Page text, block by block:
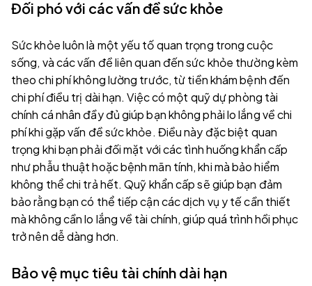
Đối phó với các vấn đề sức khỏe
Sức khỏe luôn là một yếu tố quan trọng trong cuộc
sống, và các vấn đề liên quan đến sức khỏe thường kèm
theo chi phí không lường trước, từ tiền khám bệnh đến
chi phí điều trị dài hạn. Việc có một quỹ dự phòng tài
chính cá nhân đầy đủ giúp bạn không phải lo lắng về chi
phí khi gặp vấn đề sức khỏe. Điều này đặc biệt quan
trọng khi bạn phải đối mặt với các tình huống khẩn cấp
như phẫu thuật hoặc bệnh mãn tính, khi mà bảo hiểm
không thể chi trả hết. Quỹ khẩn cấp sẽ giúp bạn đảm
bảo rằng bạn có thể tiếp cận các dịch vụ y tế cần thiết
mà không cần lo lắng về tài chính, giúp quá trình hồi phục
trở nên dễ dàng hơn.
Bảo vệ mục tiêu tài chính dài hạn